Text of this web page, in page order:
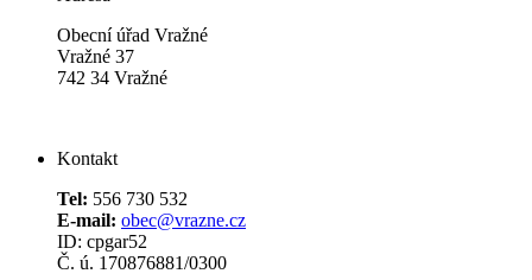
Obecní úřad Vražné
Vražné 37
742 34 Vražné
Kontakt
Tel: 556 730 532
E-mail: obec@vrazne.cz
ID: cpgar52
Č. ú. 170876881/0300